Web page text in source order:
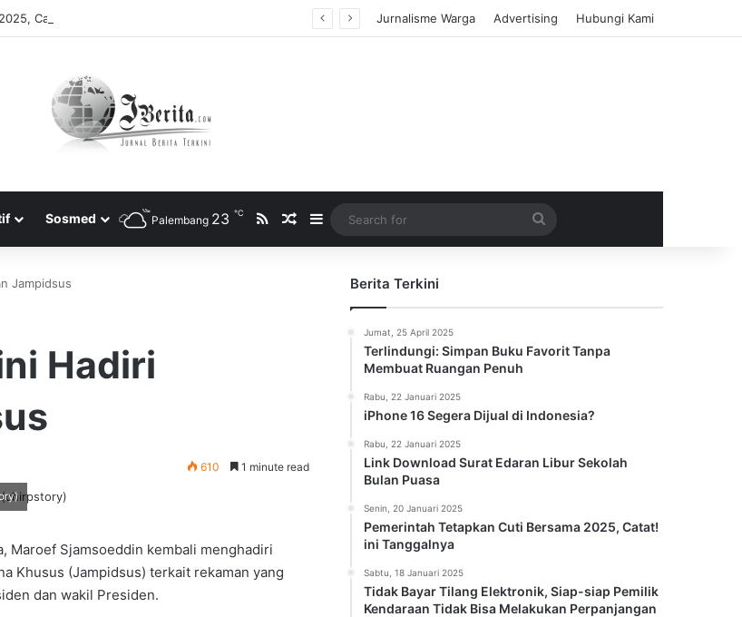
Catat! ini Tanggalnya Jurnalisme Warga Advertising Hubungi Kami
Sosmed Palembang 23 ℃ RSSRandom Article
Sidebar
for
Jampidsus
Hadiri
610 1 minute read
Maroef Sjamsoeddin kembali menghadiri
Khusus (Jampidsus) terkait rekaman yang
dan wakil Presiden.
Berita Terkini
Jumat, 25 April 2025
Terlindungi: Simpan Buku Favorit Tanpa
Membuat Ruangan Penuh
Rabu, 22 Januari 2025
iPhone 16 Segera Dijual di Indonesia?
Rabu, 22 Januari 2025
Link Download Surat Edaran Libur Sekolah
Bulan Puasa
Senin, 20 Januari 2025
Pemerintah Tetapkan Cuti Bersama 2025, Catat!
ini Tanggalnya
Sabtu, 18 Januari 2025
Tidak Bayar Tilang Elektronik, Siap-siap Pemilik
Kendaraan Tidak Bisa Melakukan Perpanjangan